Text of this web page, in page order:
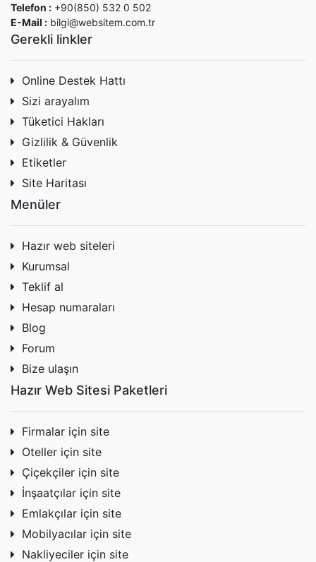
Telefon : +90(850) 532 0 502
E-Mail : bilgi@websitem.com.tr
Gerekli linkler
Online Destek Hattı
Sizi arayalım
Tüketici Hakları
Gizlilik & Güvenlik
Etiketler
Site Haritası
Menüler
Hazır web siteleri
Kurumsal
Teklif al
Hesap numaraları
Blog
Forum
Bize ulaşın
Hazır Web Sitesi Paketleri
Firmalar için site
Oteller için site
Çiçekçiler için site
İnşaatçılar için site
Emlakçılar için site
Mobilyacılar için site
Nakliyeciler için site